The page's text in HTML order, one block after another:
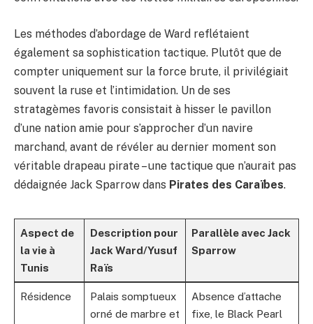
Les méthodes d’abordage de Ward reflétaient
également sa sophistication tactique. Plutôt que de
compter uniquement sur la force brute, il privilégiait
souvent la ruse et l’intimidation. Un de ses
stratagèmes favoris consistait à hisser le pavillon
d’une nation amie pour s’approcher d’un navire
marchand, avant de révéler au dernier moment son
véritable drapeau pirate – une tactique que n’aurait pas
dédaignée Jack Sparrow dans Pirates des Caraïbes.
Aspect de
la vie à
Tunis
Description pour
Jack Ward/Yusuf
Raïs
Parallèle avec Jack
Sparrow
Résidence
Palais somptueux
orné de marbre et
Absence d’attache
fixe, le Black Pearl